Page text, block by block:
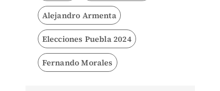
Alejandro Armenta
Elecciones Puebla 2024
Fernando Morales